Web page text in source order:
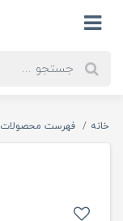
خانه فهرست محصولات